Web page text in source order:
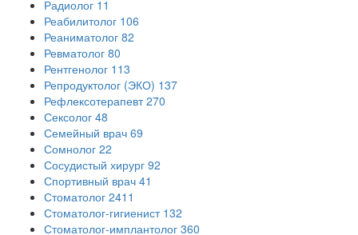
Радиолог 11
Реабилитолог 106
Реаниматолог 82
Ревматолог 80
Рентгенолог 113
Репродуктолог (ЭКО) 137
Рефлексотерапевт 270
Сексолог 48
Семейный врач 69
Сомнолог 22
Сосудистый хирург 92
Спортивный врач 41
Стоматолог 2411
Стоматолог-гигиенист 132
Стоматолог-имплантолог 360